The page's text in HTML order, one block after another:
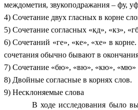
междометия, звукоподражания – фу,
4) Сочетание двух гласных в корне
5) Сочетание согласных «кд», «кз»,
6) Сочетаний «ге», «ке», «хе» в
сочетания обычно бывают в
7) Сочетание «бю», «вю», «кю», «мю»
8) Двойные согласные в корнях слов.
9) Несклоняемые слова
В ходе исследования было